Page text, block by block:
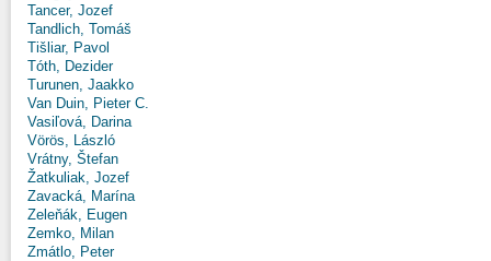
Tancer, Jozef
Tandlich, Tomáš
Tišliar, Pavol
Tóth, Dezider
Turunen, Jaakko
Van Duin, Pieter C.
Vasiľová, Darina
Vörös, László
Vrátny, Štefan
Žatkuliak, Jozef
Zavacká, Marína
Zeleňák, Eugen
Zemko, Milan
Zmátlo, Peter